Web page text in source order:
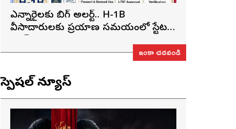
ఎన్నారైలకు బిగ్ అలర్ట్.. H-1B
వీసాదారులకు ప్రయాణ సమయంలో స్టేటస్
ఇంకా చదవండి
స్పెషల్ న్యూస్